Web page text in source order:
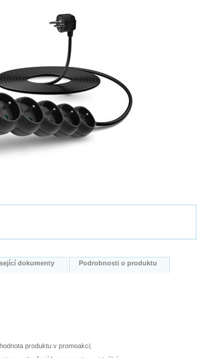
dokumenty Podrobnosti o produktu
produktu v promoakci;